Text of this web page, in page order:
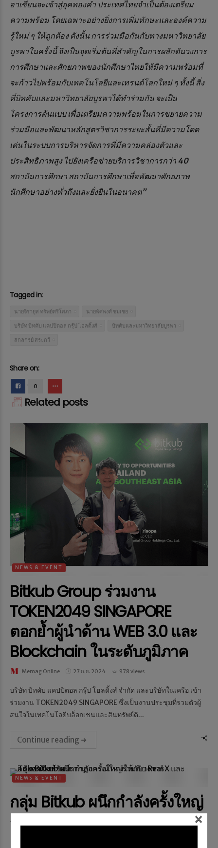
อาเซียนจะเข้าสู่ยุคทองคำ ประเทศไทยจำเป็นต้องเตรียม
ความพร้อม โดยเฉพาะอย่างยิ่งการเพิ่มทักษะและองค์ความ
รู้ใหม่ ๆ ให้ถูกต้อง ดังนั้น การร่วมมือกันกับทางมหาวิทยาลัย
บูรพาในครั้งนี้ จึงเป็นจุดเริ่มต้นที่สำคัญในการผลักดันวงการ
การศึกษาและศักยภาพของนักศึกษาไทยให้มีความพร้อมที่
จะก้าวไปพร้อมกับเทคโนโลยีและเทรนด์โลกใหม่ ๆ ทั้งนี้ สิ่ง
ที่บิทคับและมหาวิทยาลัยบูรพาได้ทำร่วมกัน จะเป็น
โครงการต้นแบบ เพื่อเตรียมความพร้อมในการขยายความ
ร่วมมือและพัฒนาหลักสูตรวิชาการระยะสั้นที่มีความโดด
เด่นในระบบการบริหารจัดการที่มีความคล่องตัวและ
ประสิทธิภาพสูง ไปยังเครือข่ายบริการวิชาการกว่า 40
สถาบันการศึกษา สถาบันการศึกษาเพื่อพัฒนาศักยภาพ
นักศึกษาอย่างทั่วถึงและยั่งยืนในอนาคต”
Tagged in:
นายจิรายุส ทรัพย์ศรีโสภา นายพัศพงศ์ ชมเชย
บริษัท บิทคับ แคปปิตอล กรุ๊ป โฮลดิ้งส์ บิทคับและมหาวิทยาลัยบูรพา
สกลกรย์ สระกวี
Share on:
0
Related posts
NEWS & EVENT
Bitkub Group ร่วมงาน
TOKEN2049 SINGAPORE
ตอกย้ำผู้นำด้าน WEB 3.0 และ
Blockchain ในระดับภูมิภาค
Memag Online 27 ก.ย. 2024 978 views
บริษัท บิทคับ แคปปิตอล กรุ๊ป โฮลดิ้งส์ จำกัด และบริษัทในเครือ เข้า
ร่วมงาน TOKEN2049 SINGAPORE ซึ่งเป็นงานประชุมที่รวมตัวผู้
สนใจในเทคโนโลยีบล็อกเชนและสินทรัพย์ดิ...
Continue reading
NEWS & EVENT
กลุ่ม Bitkub ผนึกกำลังครั้งใหญ่
ร่วมกับ Real X และ TokenX ×